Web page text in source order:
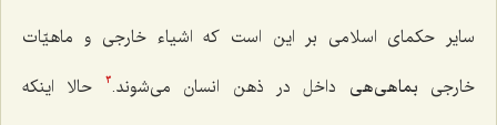
سایر حکمای اسلامی بر این است که اشیاء خارجی و ماهیّات
خارجی بماهی‌هی داخل در ذهن انسان می‌شوند.3
حالا اینکه